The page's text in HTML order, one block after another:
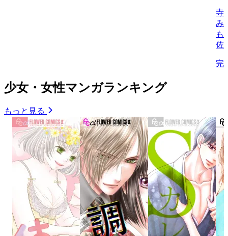
寺
み
も
佐
完
少女・女性マンガランキング
もっと見る